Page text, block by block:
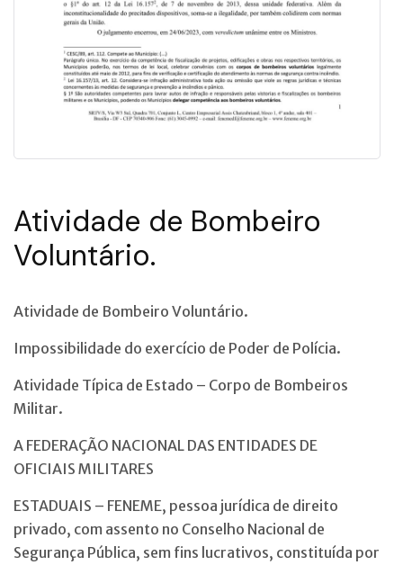
Atividade de Bombeiro
Voluntário.
Atividade de Bombeiro Voluntário.
Impossibilidade do exercício de Poder de Polícia.
Atividade Típica de Estado – Corpo de Bombeiros
Militar.
A FEDERAÇÃO NACIONAL DAS ENTIDADES DE
OFICIAIS MILITARES
ESTADUAIS – FENEME, pessoa jurídica de direito
privado, com assento no Conselho Nacional de
Segurança Pública, sem fins lucrativos, constituída por